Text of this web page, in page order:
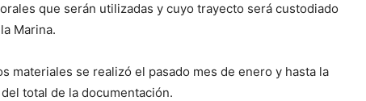
que serán utilizadas y cuyo trayecto será custodiado
Marina.
materiales se realizó el pasado mes de enero y hasta la
total de la documentación.